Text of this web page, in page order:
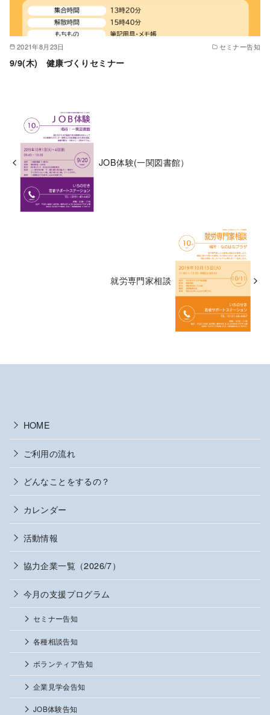
2021年8月23日 セミナー告知
9/9(木) 健康づくりセミナー
JOB体験(一関図書館）
就労専門家相談
HOME
ご利用の流れ
どんなことをするの？
カレンダー
活動情報
協力企業一覧（2026/7）
今月の支援プログラム
セミナー告知
各種相談告知
ボランティア告知
企業見学会告知
JOB体験告知